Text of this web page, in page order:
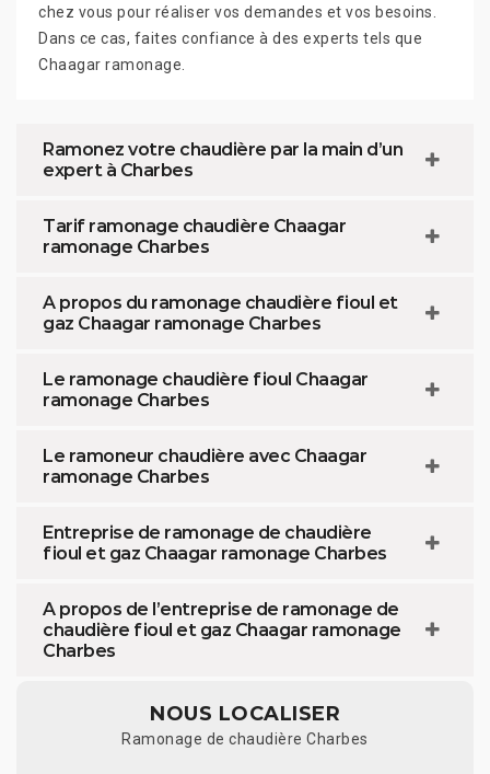
chez vous pour réaliser vos demandes et vos besoins.
Dans ce cas, faites confiance à des experts tels que
Chaagar ramonage.
Ramonez votre chaudière par la main d’un
expert à Charbes
Tarif ramonage chaudière Chaagar
ramonage Charbes
A propos du ramonage chaudière fioul et
gaz Chaagar ramonage Charbes
Le ramonage chaudière fioul Chaagar
ramonage Charbes
Le ramoneur chaudière avec Chaagar
ramonage Charbes
Entreprise de ramonage de chaudière
fioul et gaz Chaagar ramonage Charbes
A propos de l’entreprise de ramonage de
chaudière fioul et gaz Chaagar ramonage
Charbes
NOUS LOCALISER
Ramonage de chaudière Charbes